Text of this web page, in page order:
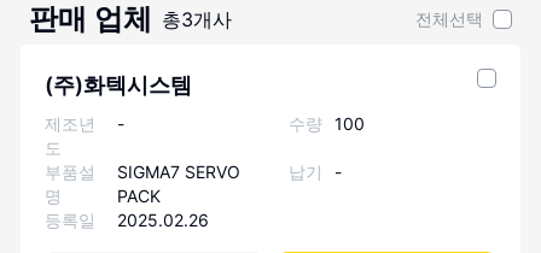
판매 업체 총3개사 전체선택
(주)화텍시스템
제조년
도
- 수량 100
부품설
명
SIGMA7 SERVO
PACK
납기 -
등록일 2025.02.26